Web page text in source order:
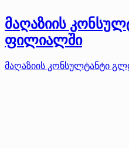
მაღაზიის
ფილიალში
მაღაზიის კონსულტანტი